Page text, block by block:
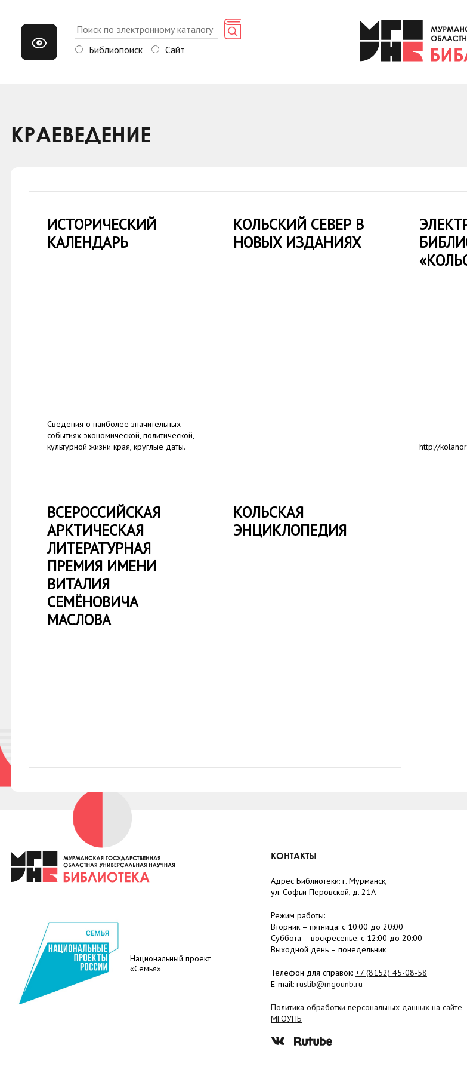
Библиопоиск Сайт
КРАЕВЕДЕНИЕ
ИСТОРИЧЕСКИЙ
КАЛЕНДАРЬ
Сведения о наиболее значительных
событиях экономической, политической,
культурной жизни края, круглые даты.
КОЛЬСКИЙ СЕВЕР В
НОВЫХ ИЗДАНИЯХ
http://
ВСЕРОССИЙСКАЯ
АРКТИЧЕСКАЯ
ЛИТЕРАТУРНАЯ
ПРЕМИЯ ИМЕНИ
ВИТАЛИЯ
СЕМЁНОВИЧА
МАСЛОВА
КОЛЬСКАЯ
ЭНЦИКЛОПЕДИЯ
Национальный проект
«Семья»
КОНТАКТЫ
Адрес Библиотеки: г. Мурманск,
ул. Софьи Перовской, д. 21А
Режим работы:
Вторник – пятница: с 10:00 до 20:00
Суббота – воскресенье: c 12:00 до 20:00
Выходной день – понедельник
Телефон для справок: +7 (8152) 45-08-58
E-mail: ruslib@mgounb.ru
Политика обработки персональных данных на сайте
МГОУНБ